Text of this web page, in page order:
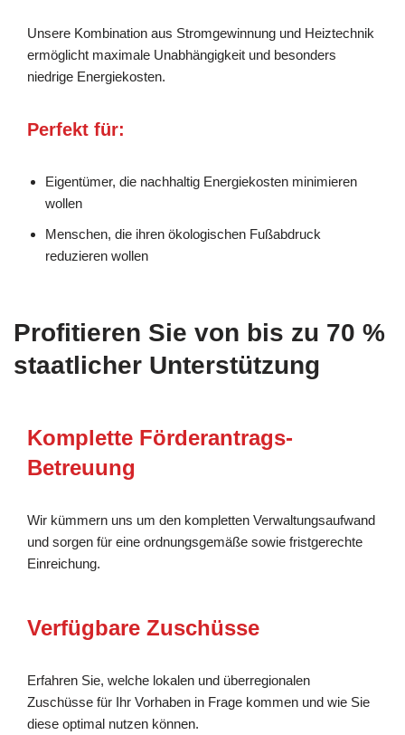
Unsere Kombination aus Stromgewinnung und Heiztechnik
ermöglicht maximale Unabhängigkeit und besonders
niedrige Energiekosten.
Perfekt für:
Eigentümer, die nachhaltig Energiekosten minimieren
wollen
Menschen, die ihren ökologischen Fußabdruck
reduzieren wollen
Profitieren Sie von bis zu 70 %
staatlicher Unterstützung
Komplette Förderantrags-
Betreuung
Wir kümmern uns um den kompletten Verwaltungsaufwand
und sorgen für eine ordnungsgemäße sowie fristgerechte
Einreichung.
Verfügbare Zuschüsse
Erfahren Sie, welche lokalen und überregionalen
Zuschüsse für Ihr Vorhaben in Frage kommen und wie Sie
diese optimal nutzen können.